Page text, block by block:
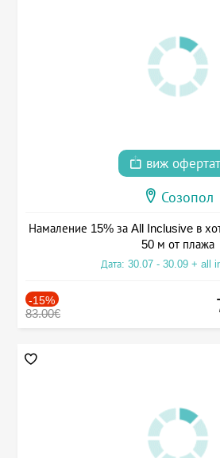
виж
Созопол
Намаление 15% за All Inclusive в
50 м от плажа
Дата: 30.07 - 30.09 + all
-15%
83.00€